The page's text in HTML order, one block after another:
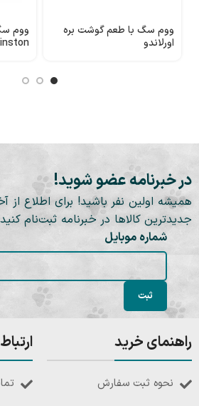
ووم سگ با طعم گوشت بره
اورلاندو
ووم
در خبرنامه عضو شوید!
همیشه اولین نفر باشید! برای اطلاع
جدیدترین کالاها در خبرنامه ثبت‌نام
شماره موبایل
راهنمای خرید
نحوه ثبت سفارش